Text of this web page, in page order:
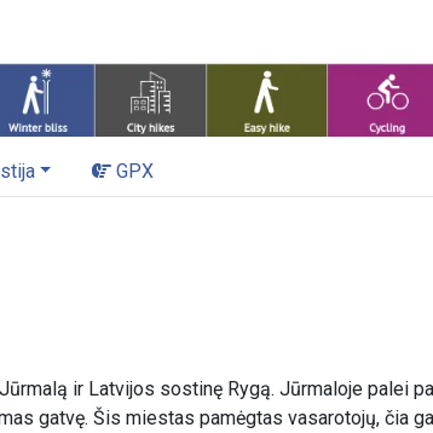
GPX
ir Latvijos sostinę Rygą. Jūrmaloje palei
gatvę. Šis miestas pamėgtas vasarotojų, čia